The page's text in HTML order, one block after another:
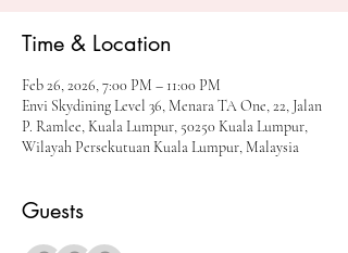
Time & Location
Feb 26, 2026, 7:00 PM – 11:00 PM
Envi Skydining Level 36, Menara TA One, 22, Jalan
P. Ramlee, Kuala Lumpur, 50250 Kuala Lumpur,
Wilayah Persekutuan Kuala Lumpur, Malaysia
Guests